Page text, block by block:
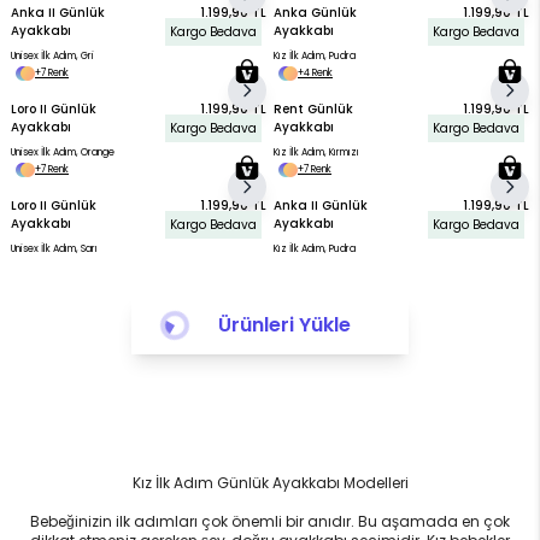
Kargo Bedava
Anka II Günlük
Ayakkabı
Unisex İlk Adım, Gri
1.199,90 TL
Kargo Bedava
Anka Günlük
Ayakkabı
Kız İlk Adım, Pudra
1.199,90 TL
Kargo Bedava
+7 Renk
Loro II Günlük
Ayakkabı
Unisex İlk Adım, Orange
1.199,90 TL
Kargo Bedava
+4 Renk
Rent Günlük
Ayakkabı
Kız İlk Adım, Kırmızı
1.199,90 TL
Kargo Bedava
+7 Renk
Loro II Günlük
Ayakkabı
Unisex İlk Adım, Sarı
1.199,90 TL
Kargo Bedava
+7 Renk
Anka II Günlük
Ayakkabı
Kız İlk Adım, Pudra
1.199,90 TL
Ürünleri Yükle
Kız İlk Adım Günlük Ayakkabı Modelleri
Bebeğinizin ilk adımları çok önemli bir anıdır. Bu aşamada en çok